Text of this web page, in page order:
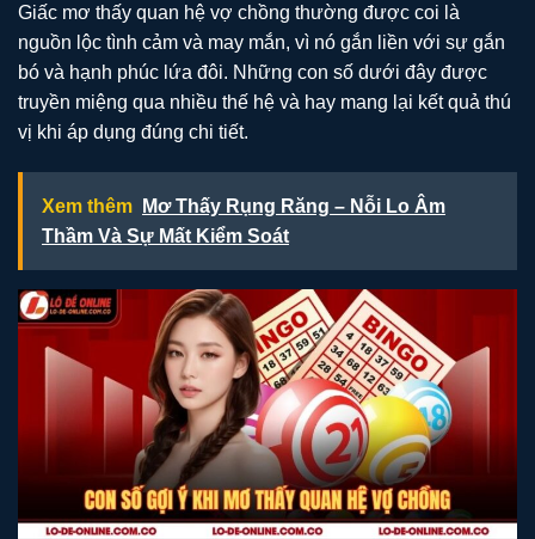
Giấc mơ thấy quan hệ vợ chồng thường được coi là
nguồn lộc tình cảm và may mắn, vì nó gắn liền với sự gắn
bó và hạnh phúc lứa đôi. Những con số dưới đây được
truyền miệng qua nhiều thế hệ và hay mang lại kết quả thú
vị khi áp dụng đúng chi tiết.
Xem thêm
Mơ Thấy Rụng Răng – Nỗi Lo Âm
Thầm Và Sự Mất Kiểm Soát